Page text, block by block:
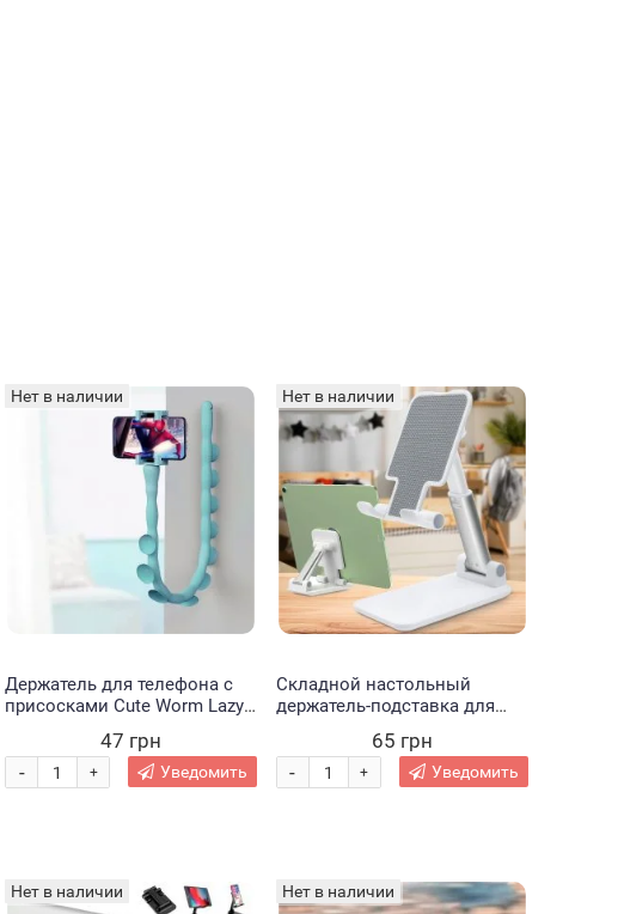
Нет в наличии
Держатель для телефона с
присосками Cute Worm Lazy
голубой/21147 грн
+
- Уведомить
Нет в наличии
Складной настольный
держатель-подставка для
Desktop Phone Stand Белый
(В)
65 грн
+
- Уведомить
Нет в наличии Нет в наличии